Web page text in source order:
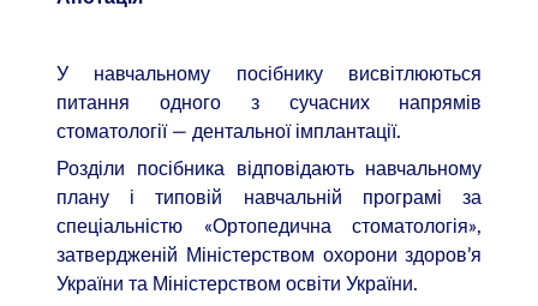
У навчальному посібнику висвітлюються
питання одного з сучасних напрямів
стоматології — дентальної імплантації.
Розділи посібника відповідають навчальному
плану і типовій навчальній програмі за
спеціальністю «Ортопедична стоматологія»,
затвердженій Міністерством охорони здоров’я
України та Міністерством освіти України.